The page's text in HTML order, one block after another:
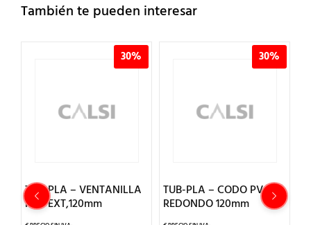
También te pueden interesar
30%
TUB-PLA – VENTANILLA
PVC EXT,120mm
30%
TUB-PLA – CODO PVC
REDONDO 120mm